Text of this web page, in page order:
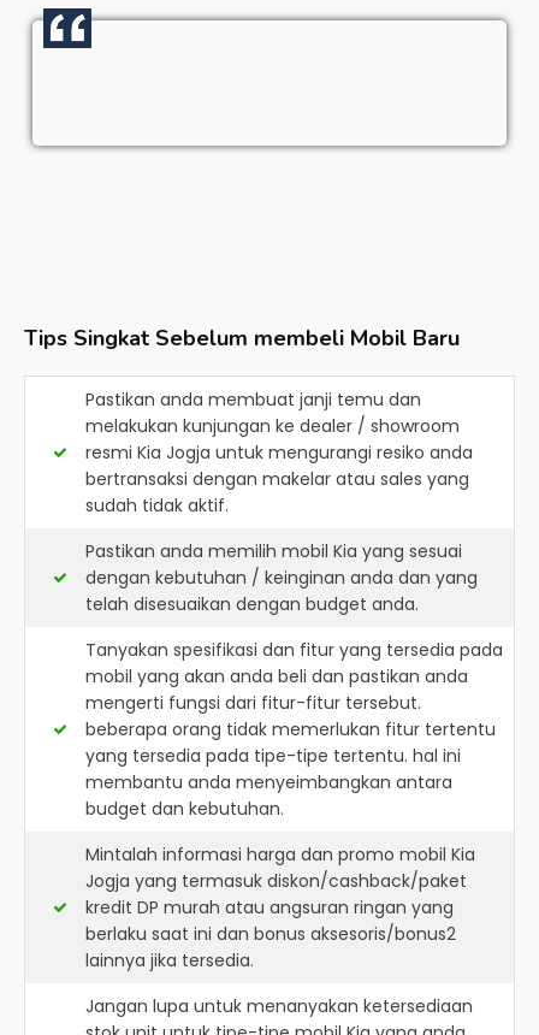
Tips Singkat Sebelum membeli Mobil Baru
Pastikan anda membuat janji temu dan
melakukan kunjungan ke dealer / showroom
resmi Kia Jogja untuk mengurangi resiko anda
bertransaksi dengan makelar atau sales yang
sudah tidak aktif.
Pastikan anda memilih mobil Kia yang sesuai
dengan kebutuhan / keinginan anda dan yang
telah disesuaikan dengan budget anda.
Tanyakan spesifikasi dan fitur yang tersedia pada
mobil yang akan anda beli dan pastikan anda
mengerti fungsi dari fitur-fitur tersebut.
beberapa orang tidak memerlukan fitur tertentu
yang tersedia pada tipe-tipe tertentu. hal ini
membantu anda menyeimbangkan antara
budget dan kebutuhan.
Mintalah informasi harga dan promo mobil Kia
Jogja yang termasuk diskon/cashback/paket
kredit DP murah atau angsuran ringan yang
berlaku saat ini dan bonus aksesoris/bonus2
lainnya jika tersedia.
Jangan lupa untuk menanyakan ketersediaan